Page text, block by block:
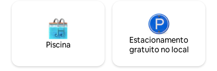
Piscina
Estacionamento
gratuito no local